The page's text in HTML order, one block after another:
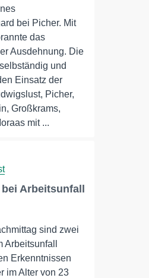
bei Picher. Mit
das
Ausdehnung. Die
und
Einsatz der
Picher,
Großkrams,
mit ...
Arbeitsunfall
sind zwei
Erkenntnissen
im Alter von 23